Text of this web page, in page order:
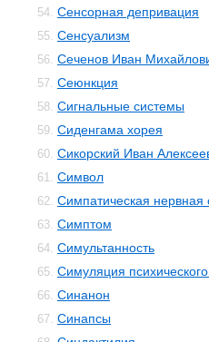
54. Сенсорная депривация
55. Сенсуализм
56. Сеченов Иван
57. Сеюнкция
58. Сигнальные системы
59. Сиденгама хорея
60. Сикорский Иван
61. Символ
62. Симпатическая нервная
63. Симптом
64. Симультанность
65. Симуляция
66. Синанон
67. Синапсы